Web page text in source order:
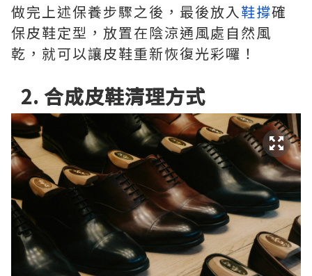
做完上述保養步驟之後，最後放入 鞋撐確
保皮鞋定型，放置在陰涼通風處自然風
乾，就可以讓皮鞋重新恢復光彩囉！
2. 合成皮鞋清理方式